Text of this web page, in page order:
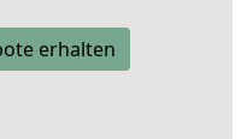
erhalten